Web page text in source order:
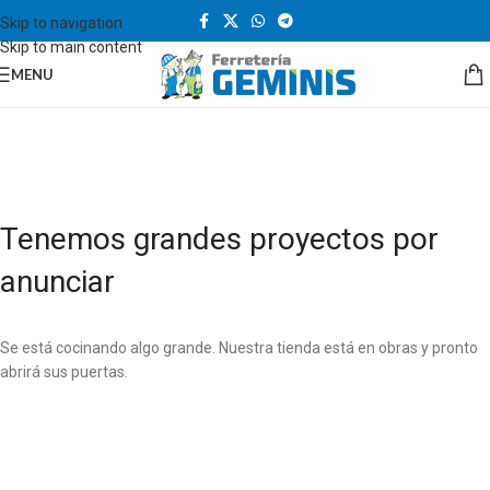
Skip to navigation
Skip to main content
MENU
Tenemos grandes proyectos por
anunciar
Se está cocinando algo grande. Nuestra tienda está en obras y pronto
abrirá sus puertas.